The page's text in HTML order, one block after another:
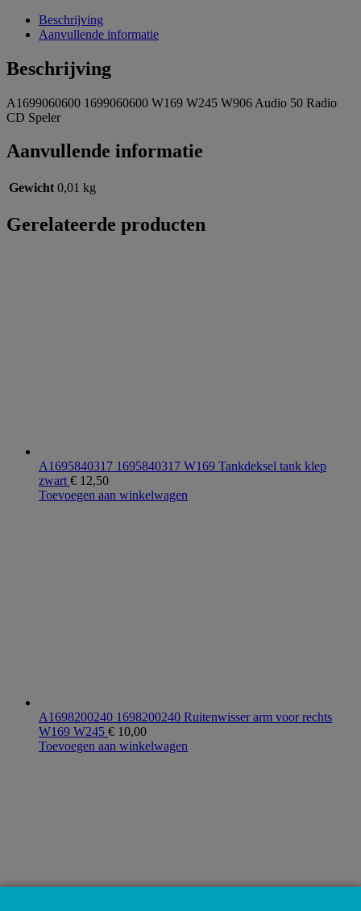
Beschrijving
Aanvullende informatie
Beschrijving
A1699060600 1699060600 W169 W245 W906 Audio 50 Radio
CD Speler
Aanvullende informatie
Gewicht 0,01 kg
Gerelateerde producten
A1695840317 1695840317 W169 Tankdeksel tank klep
zwart € 12,50
Toevoegen aan winkelwagen
A1698200240 1698200240 Ruitenwisser arm voor rechts
W169 W245 € 10,00
Toevoegen aan winkelwagen